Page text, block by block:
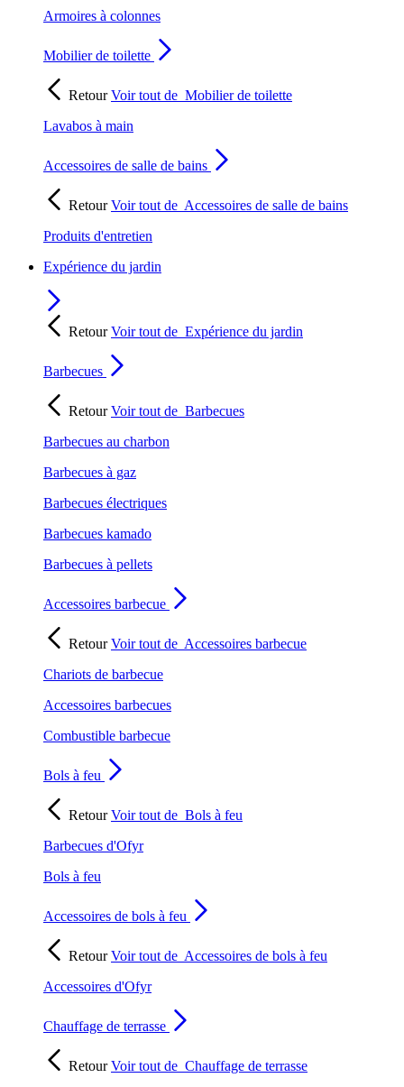
Armoires à colonnes
Mobilier de toilette
RetourVoir tout de Mobilier de toilette
Lavabos à main
Accessoires de salle de bains
RetourVoir tout de Accessoires de salle de bains
Produits d'entretien
Expérience du jardin
RetourVoir tout de Expérience du jardin
Barbecues
RetourVoir tout de Barbecues
Barbecues au charbon
Barbecues à gaz
Barbecues électriques
Barbecues kamado
Barbecues à pellets
Accessoires barbecue
RetourVoir tout de Accessoires barbecue
Chariots de barbecue
Accessoires barbecues
Combustible barbecue
Bols à feu
RetourVoir tout de Bols à feu
Barbecues d'Ofyr
Bols à feu
Accessoires de bols à feu
RetourVoir tout de Accessoires de bols à feu
Accessoires d'Ofyr
Chauffage de terrasse
RetourVoir tout de Chauffage de terrasse